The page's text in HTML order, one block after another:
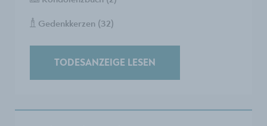
Gedenkkerzen (32)
TODESANZEIGE LESEN